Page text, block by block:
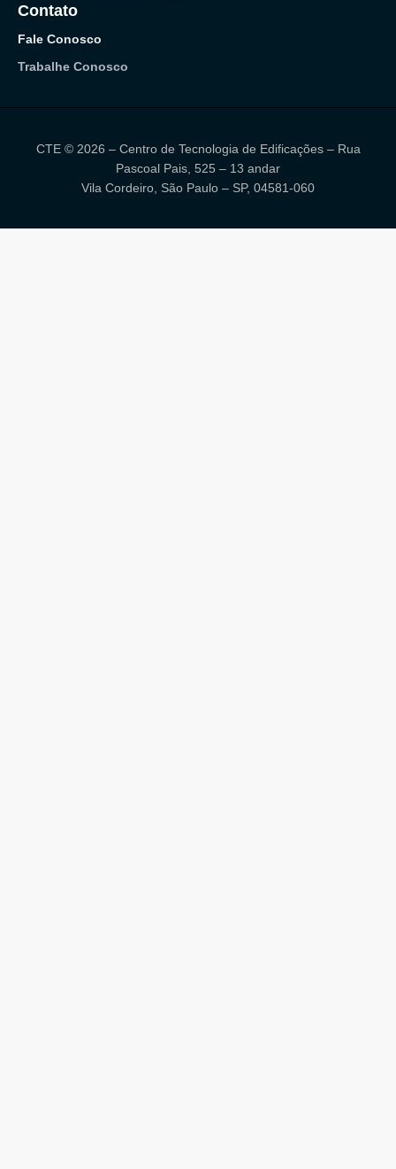
Contato
Fale Conosco
Trabalhe Conosco
CTE © 2026 – Centro de Tecnologia de Edificações – Rua
Pascoal Pais, 525 – 13 andar
Vila Cordeiro, São Paulo – SP, 04581-060